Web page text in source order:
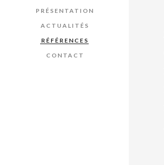
PRÉSENTATION
ACTUALITÉS
RÉFÉRENCES
CONTACT